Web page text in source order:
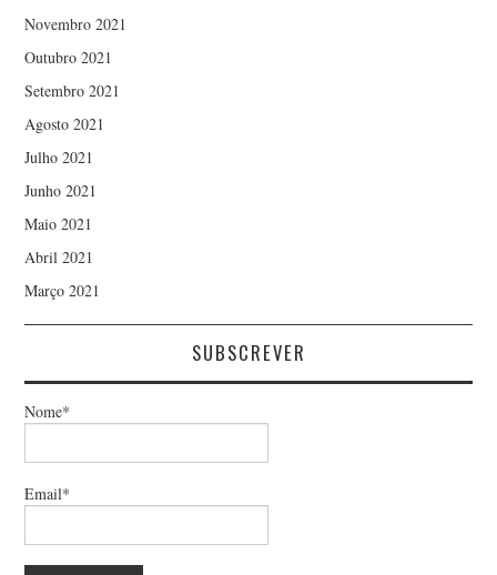
Novembro 2021
Outubro 2021
Setembro 2021
Agosto 2021
Julho 2021
Junho 2021
Maio 2021
Abril 2021
Março 2021
SUBSCREVER
Nome*
Email*